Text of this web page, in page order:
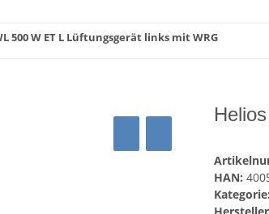
500 W ET L Lüftungsgerät links mit WRG
HAN:
Kategorie: